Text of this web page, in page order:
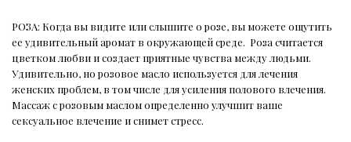
РОЗА: Когда вы видите или слышите о розе, вы можете ощутить
ее удивительный аромат в окружающей среде. Роза считается
цветком любви и создает приятные чувства между людьми.
Удивительно, но розовое масло используется для лечения
женских проблем, в том числе для усиления полового влечения.
Массаж с розовым маслом определенно улучшит ваше
сексуальное влечение и снимет стресс.